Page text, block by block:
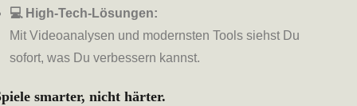
💻 High-Tech-Lösungen:
Mit Videoanalysen und modernsten Tools siehst Du
sofort, was Du verbessern kannst.
smarter, nicht härter.